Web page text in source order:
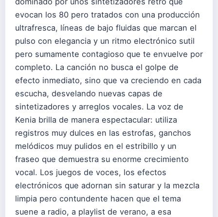
evocan los 80 pero tratados con una producción
ultrafresca, líneas de bajo fluidas que marcan el
pulso con elegancia y un ritmo electrónico sutil
pero sumamente contagioso que te envuelve por
completo. La canción no busca el golpe de
efecto inmediato, sino que va creciendo en cada
escucha, desvelando nuevas capas de
sintetizadores y arreglos vocales. La voz de
Kenia brilla de manera espectacular: utiliza
registros muy dulces en las estrofas, ganchos
melódicos muy pulidos en el estribillo y un
fraseo que demuestra su enorme crecimiento
vocal. Los juegos de voces, los efectos
electrónicos que adornan sin saturar y la mezcla
limpia pero contundente hacen que el tema
suene a radio, a playlist de verano, a esa